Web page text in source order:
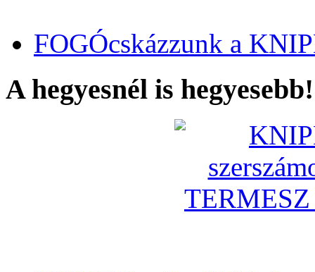
FOGÓcskázzunk a
A hegyesnél is hegyesebb!